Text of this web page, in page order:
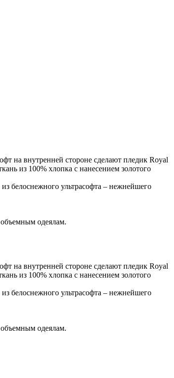
на внутренней стороне сделают пледик Royal
из 100% хлопка с нанесением золотого
белоснежного ультрасофта – нежнейшего
одеялам.
на внутренней стороне сделают пледик Royal
из 100% хлопка с нанесением золотого
белоснежного ультрасофта – нежнейшего
одеялам.